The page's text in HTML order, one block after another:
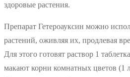
здоровые растения.
Препарат Гетероауксин можно
растений, оживляя их, продлевая
Для этого готовят раствор 1
макают корни комнатных цветов (1